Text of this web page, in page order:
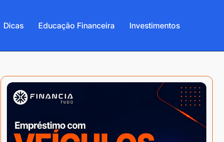
Dicas Educação Financeira Investimentos